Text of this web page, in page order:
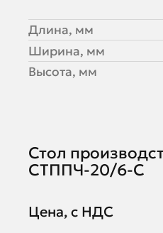
Длина, мм
Ширина, мм
Высота, мм
Стол
СТППЧ-20/6-С
Цена, с НДС